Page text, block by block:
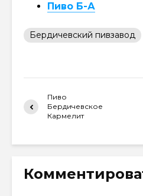
Пиво Б-А
Бердичевский пивзавод
Пиво
Бердичевское
Кармелит